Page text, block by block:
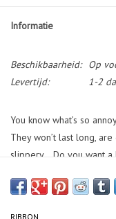
Informatie
Beschikbaarheid: Op
Levertijd:
1-2
You know what’s so
They won’t last long,
slippery… Do you want a
hands with the high-
RIBBON